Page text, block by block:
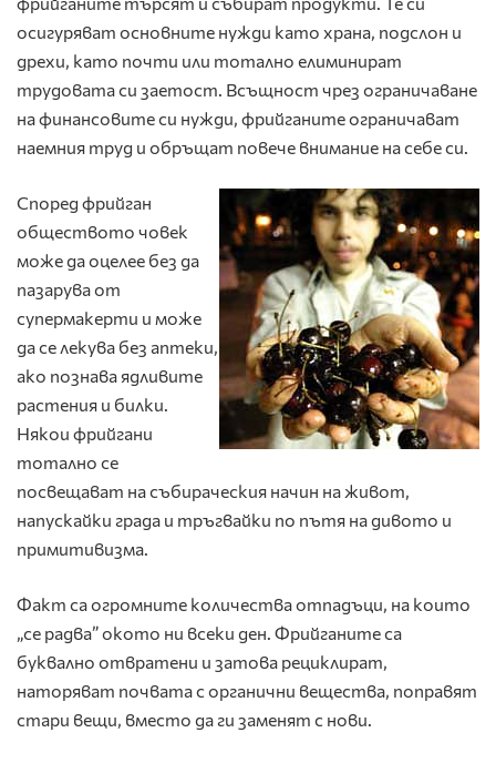
осигуряват основните нужди като храна, подслон и
дрехи, като почти или тотално елиминират
трудовата си заетост. Всъщност чрез ограничаване
на финансовите си нужди, фрийганите ограничават
наемния труд и обръщат повече внимание на себе си.
Според фрийган
обществото човек
може да оцелее без да
пазарува от
супермакерти и може
да се лекува без аптеки,
ако познава ядливите
растения и билки.
Някои фрийгани
тотално се
посвещават на събираческия начин на живот,
напускайки града и тръгвайки по пътя на дивото и
примитивизма.
Факт са огромните количества отпадъци, на които
„се радва” окото ни всеки ден. Фрийганите са
буквално отвратени и затова рециклират,
наторяват почвата с органични вещества, поправят
стари вещи, вместо да ги заменят с нови.